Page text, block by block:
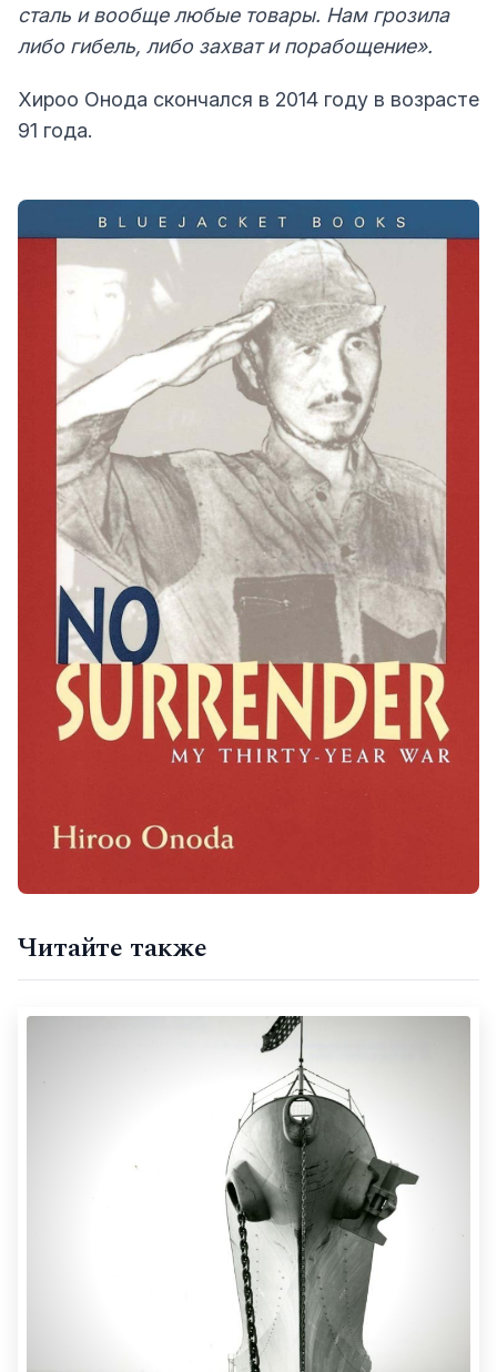
сталь и вообще любые товары. Нам грозила
либо гибель, либо захват и порабощение».
Хироо Онода скончался в 2014 году в возрасте
91 года.
Читайте также